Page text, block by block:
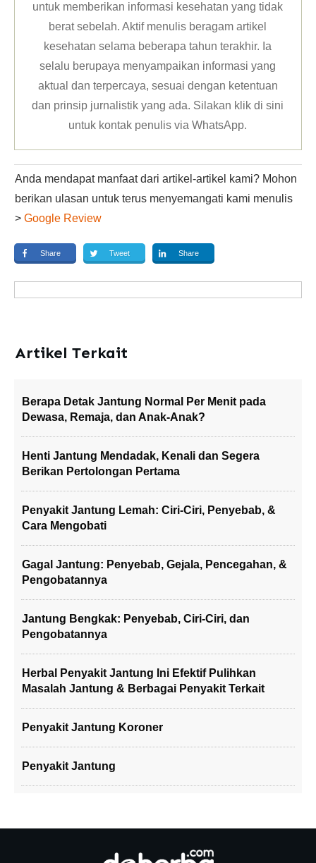
untuk memberikan informasi kesehatan yang tidak
berat sebelah. Aktif menulis beragam artikel
kesehatan selama beberapa tahun terakhir. Ia
selalu berupaya menyampaikan informasi yang
aktual dan terpercaya, sesuai dengan ketentuan
dan prinsip jurnalistik yang ada. Silakan klikdi sini
untuk kontak penulis via WhatsApp.
Anda mendapat manfaat dari artikel-artikel kami? Mohon
berikan ulasan untuk terus menyemangati kami menulis
> Google Review
Share Tweet Share
Artikel Terkait
Berapa Detak Jantung Normal Per Menit pada
Dewasa, Remaja, dan Anak-Anak?
Henti Jantung Mendadak, Kenali dan Segera
Berikan Pertolongan Pertama
Penyakit Jantung Lemah: Ciri-Ciri, Penyebab, &
Cara Mengobati
Gagal Jantung: Penyebab, Gejala, Pencegahan, &
Pengobatannya
Jantung Bengkak: Penyebab, Ciri-Ciri, dan
Pengobatannya
Herbal Penyakit Jantung Ini Efektif Pulihkan
Masalah Jantung & Berbagai Penyakit Terkait
Penyakit Jantung Koroner
Penyakit Jantung